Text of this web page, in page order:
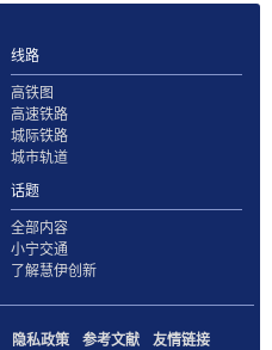
线路
高铁图
高速铁路
城际铁路
城市轨道
话题
全部内容
小宁交通
了解慧伊创新
隐私政策 参考文献
友情链接